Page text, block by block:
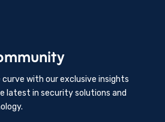
with our exclusive insights
latest in security solutions and